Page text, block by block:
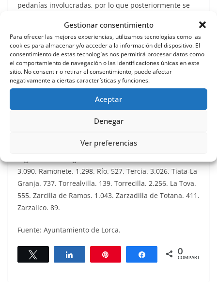
Gestionar consentimiento
Para ofrecer las mejores experiencias, utilizamos tecnologías como las
cookies para almacenar y/o acceder a la información del dispositivo. El
consentimiento de estas tecnologías nos permitirá procesar datos como
el comportamiento de navegación o las identificaciones únicas en este
sitio. No consentir o retirar el consentimiento, puede afectar
negativamente a ciertas características y funciones.
Aceptar
Denegar
Ver preferencias
pedanías involucradas, por lo que posteriormente se
externa, para poder ir avanzando”.
POBLACIÓN PEDANÍAS 2023
Aguaderas. 801. Almendricos. 1..695. Avilés. 280.
Barranco Hondo. 31. Béjar. 44. Campillo. 3.993.
Carrasquilla. 23. Cazalla. 2.906. Coy. 318. Culebrina. 6.
Doña Inés. 120. Escucha. 866. Fontanares. 92.
Garrobillo. 81. Hinojar. 44. La Hoya. 4.067. Humbrias.
49. Ortillo. 28. La Paca. 1.132. Parrilla. 310. Pozo
3.090. Ramonete. 1.298. Río. 527. Tercia. 3.026. Tiata-La
Granja. 737. Torrealvilla. 139. Torrecilla. 2.256. La Tova.
555. Zarcilla de Ramos. 1.043. Zarzadilla de Totana. 411.
Zarzalico. 89.
Fuente: Ayuntamiento de Lorca.
Twittear Compartir Compartir
0
COMPARTIR